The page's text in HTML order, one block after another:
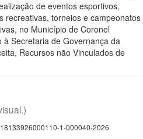
de eventos esportivos,
recreativas, torneios e campeonatos
no Município de Coronel
Secretaria de Governança da
Recursos não Vinculados de
1-000040-2026